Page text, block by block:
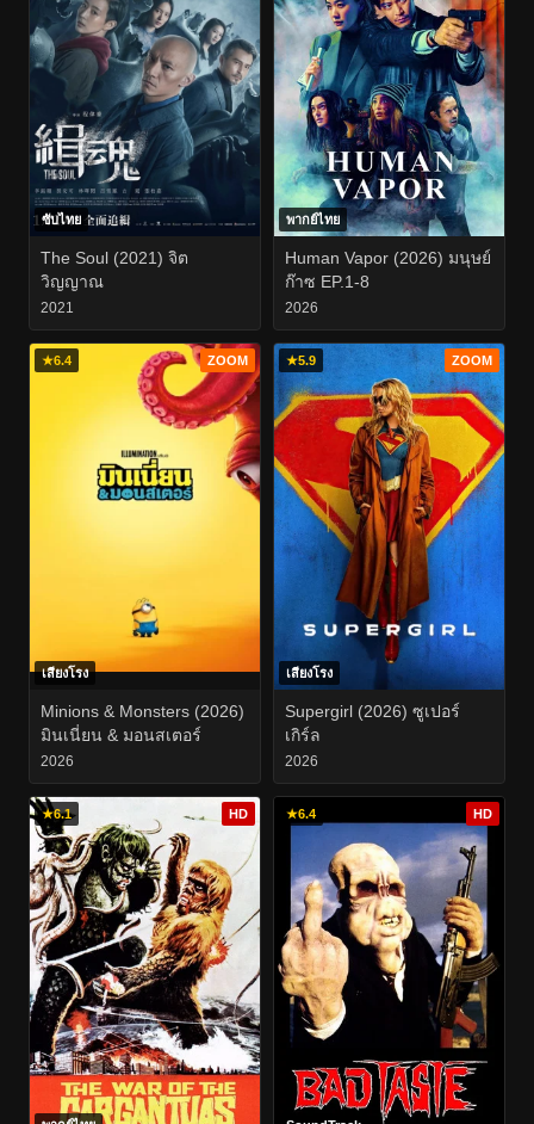
ซับไทย
The Soul (2021) จิต
วิญญาณ
2021
พากย์ไทย
Human Vapor (2026) มนุษย์
ก๊าซ EP.1-8
2026
★6.4 ZOOM
เสียงโรง
Minions & Monsters (2026)
มินเนี่ยน & มอนสเตอร์
2026
★5.9 ZOOM
เสียงโรง
Supergirl (2026) ซูเปอร์
เกิร์ล
2026
★6.1 HD ★6.4 HD